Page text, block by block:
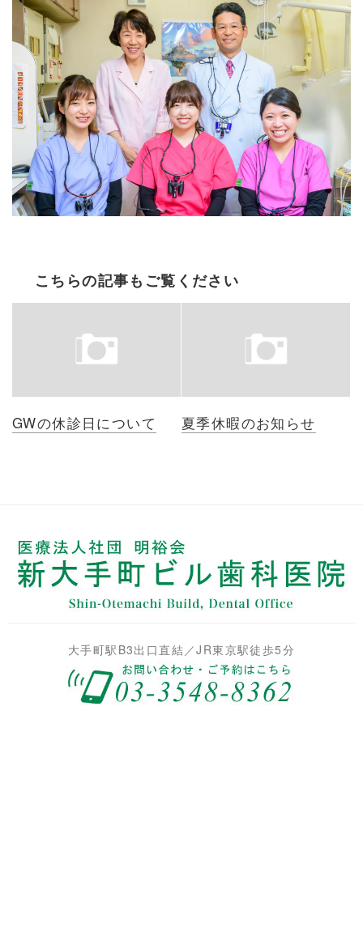
こちらの記事もご覧ください
GWの休診日について 夏季休暇のお知らせ
大手町駅B3出口直結／JR東京駅徒歩5分